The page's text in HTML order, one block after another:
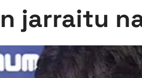
jarraitu